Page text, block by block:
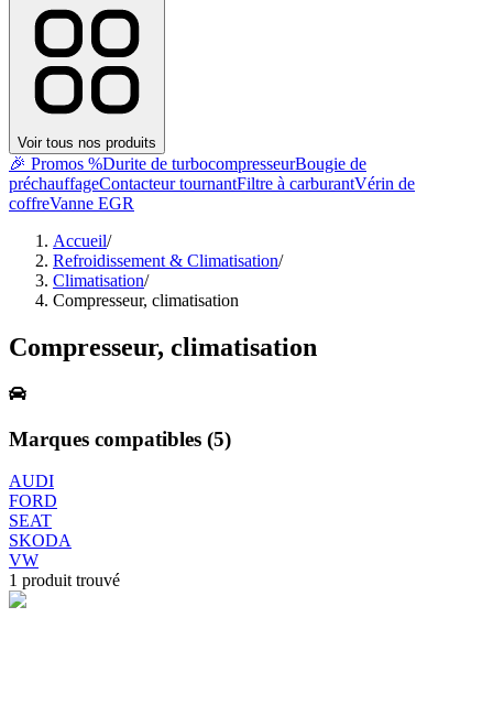
Voir tous nos produits
🎉 Promos %Durite de turbocompresseurBougie de
préchauffageContacteur tournantFiltre à carburantVérin de
coffreVanne EGR
Accueil/
Refroidissement & Climatisation/
Climatisation/
Compresseur, climatisation
Compresseur, climatisation
Marques compatibles (5)
AUDI
FORD
SEAT
SKODA
VW
1 produit trouvé